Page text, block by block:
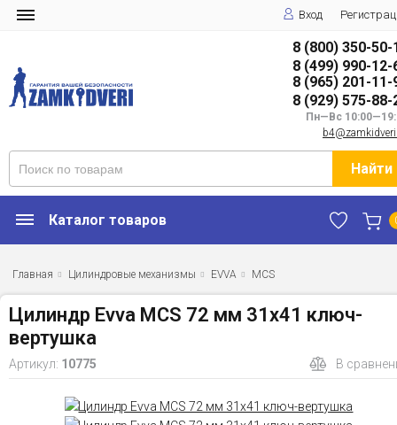
Вход
8 (800) 350-50-
8 (499) 990-12-
8 (965) 201-11-
8 (929) 575-88-
Пн—Вс
Найти
Каталог товаров
Главная Цилиндровые механизмы EVVA MCS
Цилиндр Evva MCS 72 мм 31x41 ключ-
вертушка
Артикул: 10775 В